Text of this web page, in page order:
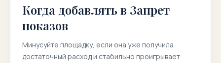
Когда добавлять в Запрет
показов
Минусуйте площадку, если она уже получила
достаточный расход и стабильно проигрывает